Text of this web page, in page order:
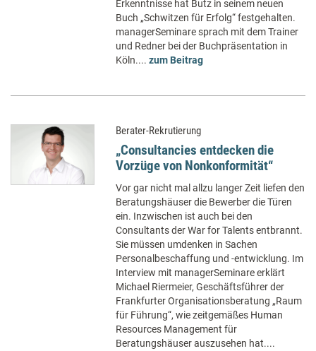
Erkenntnisse hat Butz in seinem neuen
Buch „Schwitzen für Erfolg“ festgehalten.
managerSeminare sprach mit dem Trainer
und Redner bei der Buchpräsentation in
Köln....zum Beitrag
Berater-Rekrutierung
„Consultancies entdecken die
Vorzüge von Nonkonformität“
Vor gar nicht mal allzu langer Zeit liefen den
Beratungshäuser die Bewerber die Türen
ein. Inzwischen ist auch bei den
Consultants der War for Talents entbrannt.
Sie müssen umdenken in Sachen
Personalbeschaffung und -entwicklung. Im
Interview mit managerSeminare erklärt
Michael Riermeier, Geschäftsführer der
Frankfurter Organisationsberatung „Raum
für Führung“, wie zeitgemäßes Human
Resources Management für
Beratungshäuser auszusehen hat....